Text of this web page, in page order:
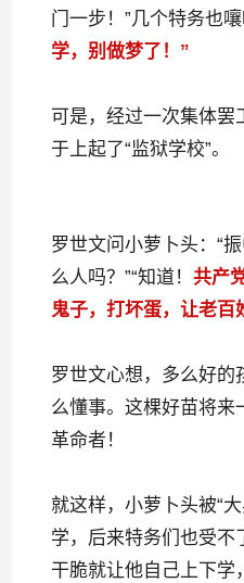
门一步！”几个特务也嚷
学，别做梦了！”
可是，经过一次集体
于上起了“监狱学校”。
罗世文问小萝卜头：“
么人吗？”“知道！共产
鬼子，打坏蛋，让老百
罗世文心想，多么好的
么懂事。这棵好苗将来
革命者！
就这样，小萝卜头被“
学，后来特务们也受不
干脆就让他自己上下学